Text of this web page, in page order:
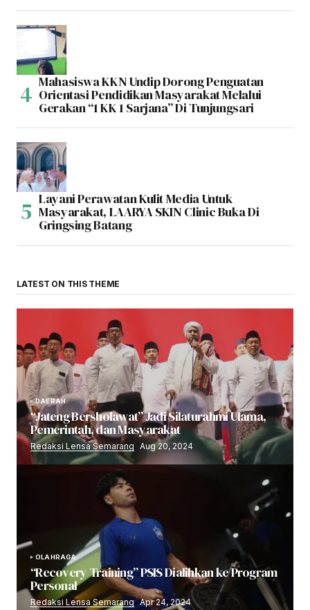
Mahasiswa KKN Undip Dorong Penguatan
Orientasi Pendidikan Masyarakat Melalui
Gerakan “1 KK 1 Sarjana” Di Tunjungsari
Layani Perawatan Kulit Media Untuk
Masyarakat, LAARYA SKIN Clinic Buka Di
Gringsing Batang
LATEST ON THIS THEME
DAERAH
“Jateng Bersholawat” Jadi Silaturahmi Ulama,
Pemerintah, dan Masyarakat
Redaksi Lensa Semarang Aug 20, 2024
OLAHRAGA
“Recovery Training” PSIS Dialihkan ke Program
Personal
Redaksi Lensa Semarang Apr 24, 2024